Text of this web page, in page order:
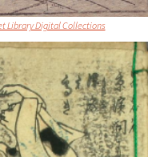
Library Digital Collections